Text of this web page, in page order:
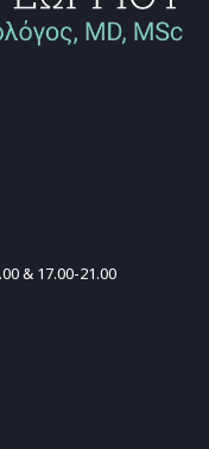
& 17.00-21.00